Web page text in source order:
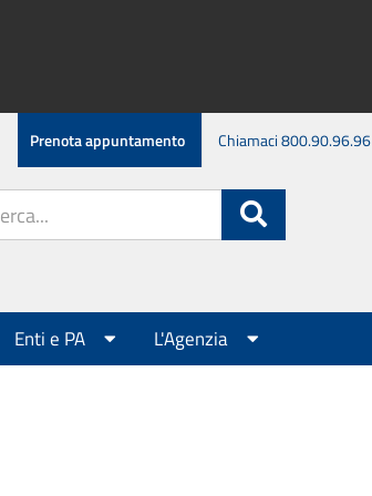
Prenota appuntamento Chiamaci 800.90.96.96
Enti e PA L'Agenzia